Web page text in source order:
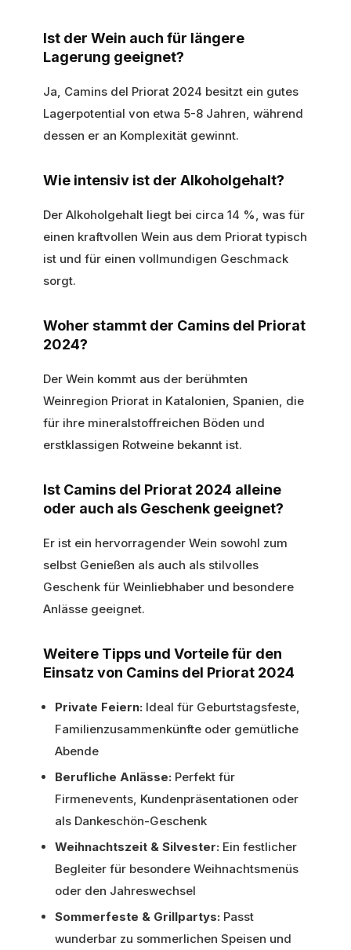
Ist der Wein auch für längere
Lagerung geeignet?
Ja, Camins del Priorat 2024 besitzt ein gutes
Lagerpotential von etwa 5-8 Jahren, während
dessen er an Komplexität gewinnt.
Wie intensiv ist der Alkoholgehalt?
Der Alkoholgehalt liegt bei circa 14 %, was für
einen kraftvollen Wein aus dem Priorat typisch
ist und für einen vollmundigen Geschmack
sorgt.
Woher stammt der Camins del Priorat
2024?
Der Wein kommt aus der berühmten
Weinregion Priorat in Katalonien, Spanien, die
für ihre mineralstoffreichen Böden und
erstklassigen Rotweine bekannt ist.
Ist Camins del Priorat 2024 alleine
oder auch als Geschenk geeignet?
Er ist ein hervorragender Wein sowohl zum
selbst Genießen als auch als stilvolles
Geschenk für Weinliebhaber und besondere
Anlässe geeignet.
Weitere Tipps und Vorteile für den
Einsatz von Camins del Priorat 2024
Private Feiern: Ideal für Geburtstagsfeste,
Familienzusammenkünfte oder gemütliche
Abende
Berufliche Anlässe: Perfekt für
Firmenevents, Kundenpräsentationen oder
als Dankeschön-Geschenk
Weihnachtszeit & Silvester: Ein festlicher
Begleiter für besondere Weihnachtsmenüs
oder den Jahreswechsel
Sommerfeste & Grillpartys: Passt
wunderbar zu sommerlichen Speisen und